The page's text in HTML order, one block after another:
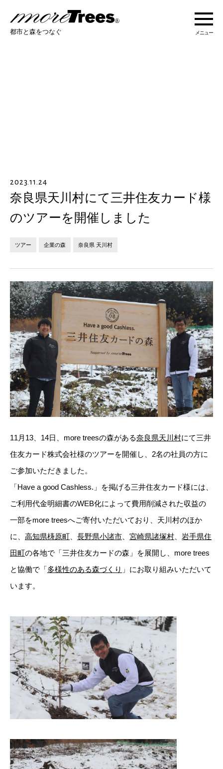
more trees
都市と森をつなぐ メニュー
あなたにできること
お問い合わせ
JP EN
2023.11.24
奈良県天川村にて三井住友カード様
のツアーを開催しました
ツアー 企業の森 奈良県 天川村
11月13、14日、more treesの森がある奈良県天川村にて三井
住友カード株式会社様のツアーを開催し、2名の社員の方に
ご参加いただきました。
「Have a good Cashless.」を掲げる三井住友カード様には、
ご利用代金明細書のWEB化によって費用削減された収益の
一部をmore treesへご寄付いただいており、天川村のほか
に、 高知県梼原町 長野県小諸市 宮崎県諸塚村
岩手県住
田町の各地で「三井住友カードの森」を展開し、more trees
と協働で「多様性のある森づくり 」にお取り組みいただいて
います。